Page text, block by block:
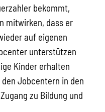
bekommt,
mitwirken, dass er
auf eigenen
unterstützen
Kinder erhalten
Jobcentern in den
zu Bildung und